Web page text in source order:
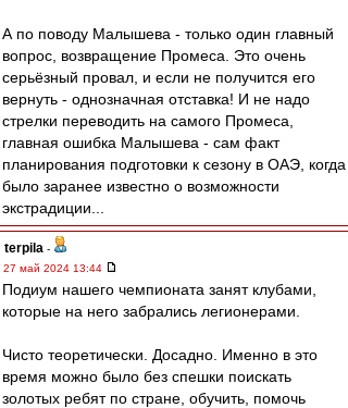
А по поводу Малышева - только один главный
вопрос, возвращение Промеса. Это очень
серьёзный провал, и если не получится его
вернуть - однозначная отставка! И не надо
стрелки переводить на самого Промеса,
главная ошибка Малышева - сам факт
планирования подготовки к сезону в ОАЭ, когда
было заранее известно о возможности
экстрадиции...
terpila -
27 май 2024 13:44
Подиум нашего чемпионата занят клубами,
которые на него забрались легионерами.
Чисто теоретически. Досадно. Именно в это
время можно было без спешки поискать
золотых ребят по стране, обучить, помочь